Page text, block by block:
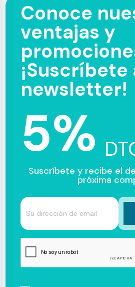
Conoce
ventajas y
¡Suscríbete
newsletter!
5%
Suscríbete y recibe el
próxima